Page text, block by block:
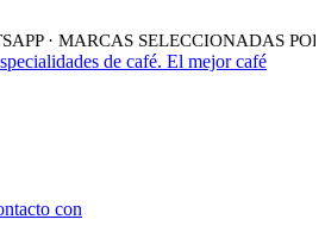
· MARCAS SELECCIONADAS
con